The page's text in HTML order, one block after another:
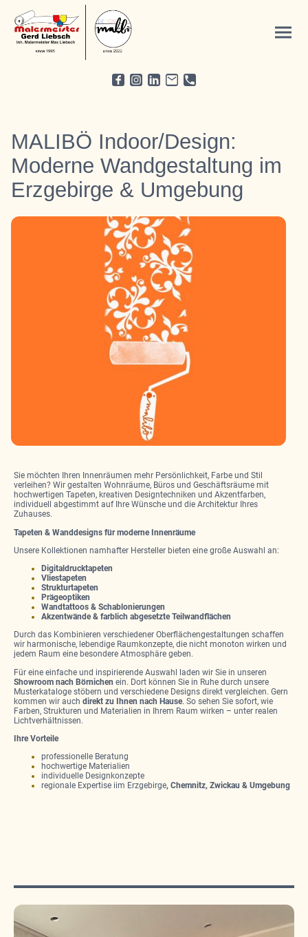
MALIBÖ Indoor/Design:
Moderne Wandgestaltung im
Erzgebirge & Umgebung
Sie möchten Ihren Innenräumen mehr Persönlichkeit, Farbe und Stil
verleihen? Wir gestalten Wohnräume, Büros und Geschäftsräume mit
hochwertigen Tapeten, kreativen Designtechniken und Akzentfarben,
individuell abgestimmt auf Ihre Wünsche und die Architektur Ihres
Zuhauses.
Tapeten & Wanddesigns für moderne Innenräume
Unsere Kollektionen namhafter Hersteller bieten eine große Auswahl an:
Digitaldrucktapeten
Vliestapeten
Strukturtapeten
Prägeoptiken
Wandtattoos & Schablonierungen
Akzentwände & farblich abgesetzte Teilwandflächen
Durch das Kombinieren verschiedener Oberflächengestaltungen schaffen
wir harmonische, lebendige Raumkonzepte, die nicht monoton wirken und
jedem Raum eine besondere Atmosphäre geben.
Für eine einfache und inspirierende Auswahl laden wir Sie in unseren
Showroom nach Börnichen ein. Dort können Sie in Ruhe durch unsere
Musterkataloge stöbern und verschiedene Designs direkt vergleichen. Gern
kommen wir auch direkt zu Ihnen nach Hause. So sehen Sie sofort, wie
Farben, Strukturen und Materialien in Ihrem Raum wirken – unter realen
Lichtverhältnissen.
Ihre Vorteile
professionelle Beratung
hochwertige Materialien
individuelle Designkonzepte
regionale Expertise iim Erzgebirge, Chemnitz, Zwickau & Umgebung